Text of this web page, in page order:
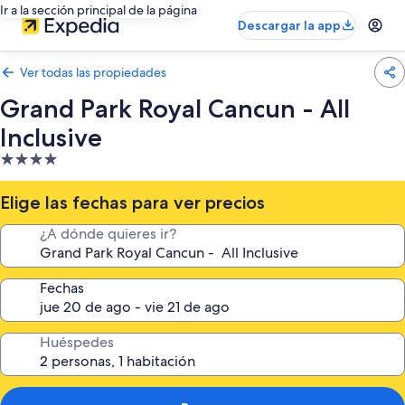
Ir a la sección principal de la página
Descargar la app
Ver todas las propiedades
Grand Park Royal Cancun - All
Inclusive
Propiedad
de
4.0
estrellas
Elige las fechas para ver precios
¿A dónde quieres ir?
Fechas
Huéspedes